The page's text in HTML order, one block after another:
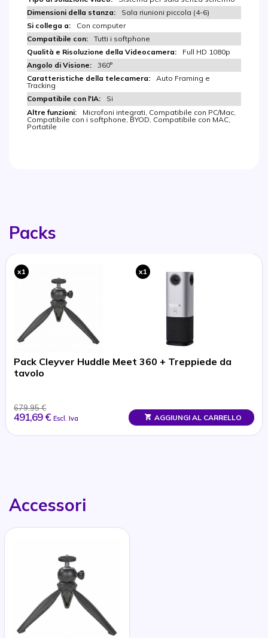
Sala riunioni piccola (4-6)
Con computer
Tutti i softphone
Full HD 1080p
360°
Auto Framing e
Tracking
Si
Microfoni integrati, Compatibile con PC/Mac,
Compatibile con i softphone, BYOD, Compatibile con MAC,
Portatile
Packs
x1 x1
Pack Cleyver Huddle Meet 360 + Treppiede da
tavolo
679,95 €
491,69 € Escl. Iva AGGIUNGI AL CARRELLO
Accessori